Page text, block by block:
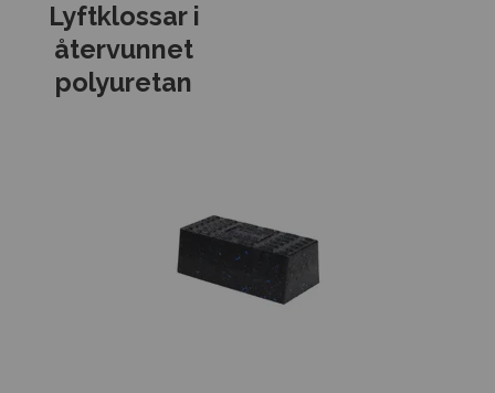
Lyftklossar i
återvunnet
polyuretan